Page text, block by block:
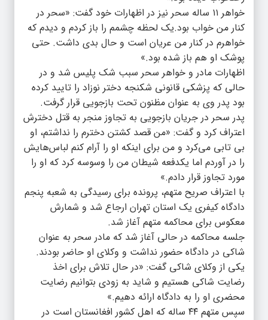
خواهر ۱۱ ساله سحر نیز در اظهارات خود گفت: «سحر در
کنار من خواب بود.یک لحظه چشمم را باز کردم و دیدم که
خواهرم در کنار من عریان است و حال بدی داشت. حتی
پوشک او هم باز شده بود.»
اظهارات مادر و خواهر سحر سبب شک پلیس شد و در
حالی که پزشکی قانونی شکنجه دختر نوزاد را تایید کرده
بود پدر وی به عنوان مظنون تحت بازجویی قرار گرفت.
پدر سحر در جریان بازجویی به تجاوز منجر به قتل دخترش
اعتراف کرد و گفت: «من قصد کشتن دخترم را نداشتم، او
بی تابی می‌کرد و من برای اینکه او را آرام کنم لباس‌هایش
را در آوردم اما یکدفعه شیطان من را وسوسه کرد که او را
مورد تجاوز قرار دادم.»
با اعتراف صریح متهم، پرونده برای رسیدگی به شعبه پنجم
دادگاه کیفری یک استان تهران ارجاع شد و شمارش
معکوس برای محاکمه متهم آغاز شد.
جلسه محاکمه در حالی آغاز شد که مادر سحر به عنوان
شاکی در دادگاه حضور نداشت و وکلای او حاضر بودند.
یکی از وکلای شاکی گفت: «در حال تلاش برای اخذ
رضایت شاکی هستیم و شاید به زودی بتوانیم رضایت
محضری او را به دادگاه ارائه دهیم.»
سپس متهم ۴۴ ساله که اهل کشور افغانستان است در